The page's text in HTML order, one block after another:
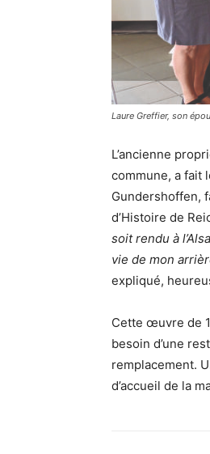
Laure Greffier, son
L’ancienne
commune, a fait
Gundershoffen,
d’Histoire de
soit rendu à
vie de mon
expliqué,
Cette œuvre de
besoin d’une
remplacement.
d’accueil de la